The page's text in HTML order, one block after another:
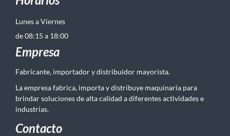
Lunes a Viernes
de 08:15 a 18:00
Empresa
Fabricante, importador y distribuidor mayorista.
La empresa fabrica, importa y distribuye maquinaria para
brindar soluciones de alta calidad a diferentes actividades e
industrias.
Contacto